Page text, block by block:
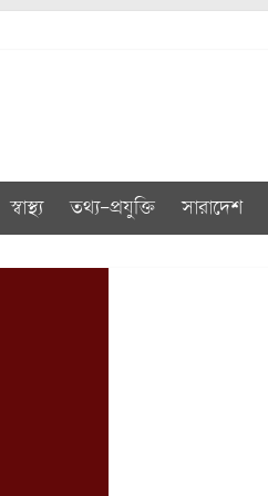
স্বাস্থ্য তথ্য-প্রযুক্তি সারাদেশ